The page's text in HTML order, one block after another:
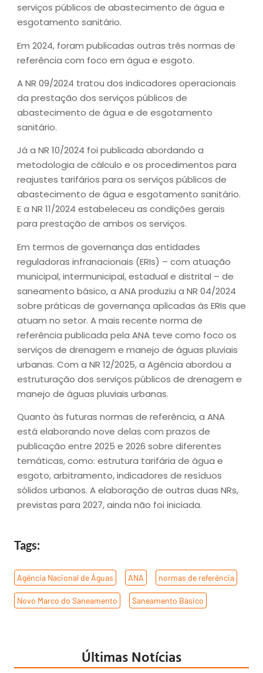
serviços públicos de abastecimento de água e
esgotamento sanitário.
Em 2024, foram publicadas outras três normas de
referência com foco em água e esgoto.
A NR 09/2024 tratou dos indicadores operacionais
da prestação dos serviços públicos de
abastecimento de água e de esgotamento
sanitário.
Já a NR 10/2024 foi publicada abordando a
metodologia de cálculo e os procedimentos para
reajustes tarifários para os serviços públicos de
abastecimento de água e esgotamento sanitário.
E a NR 11/2024 estabeleceu as condições gerais
para prestação de ambos os serviços.
Em termos de governança das entidades
reguladoras infranacionais (ERIs) – com atuação
municipal, intermunicipal, estadual e distrital – de
saneamento básico, a ANA produziu a NR 04/2024
sobre práticas de governança aplicadas às ERIs que
atuam no setor. A mais recente norma de
referência publicada pela ANA teve como foco os
serviços de drenagem e manejo de águas pluviais
urbanas. Com a NR 12/2025, a Agência abordou a
estruturação dos serviços públicos de drenagem e
manejo de águas pluviais urbanas.
Quanto às futuras normas de referência, a ANA
está elaborando nove delas com prazos de
publicação entre 2025 e 2026 sobre diferentes
temáticas, como: estrutura tarifária de água e
esgoto, arbitramento, indicadores de resíduos
sólidos urbanos. A elaboração de outras duas NRs,
previstas para 2027, ainda não foi iniciada.
Tags:
Agência Nacional de Águas ANA normas de referência
Novo Marco do Saneamento Saneamento Básico
Últimas Notícias